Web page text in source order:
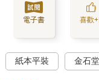
電子書 喜歡
紙本平裝 金石